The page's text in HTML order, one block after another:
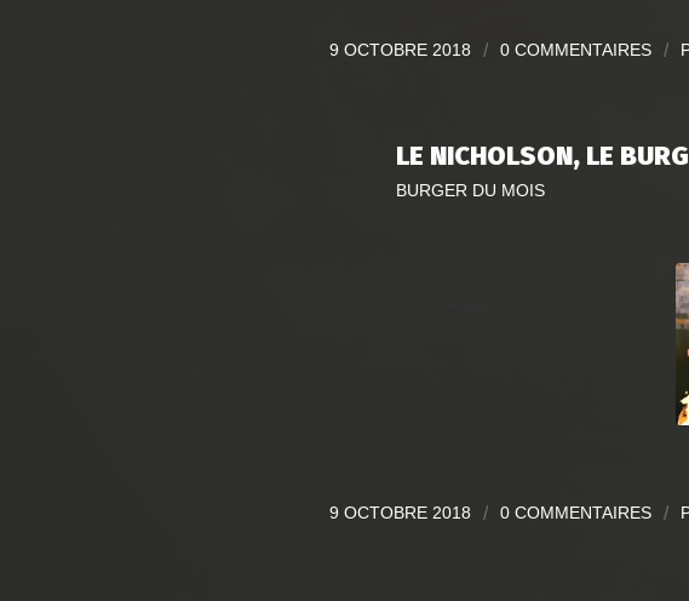
9 OCTOBRE 2018 / 0 COMMENTAIRES /
LE NICHOLSON, LE
BURGER DU MOIS
9 OCTOBRE 2018 / 0 COMMENTAIRES /